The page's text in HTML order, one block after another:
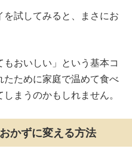
試してみると、まさにお
おいしい」という基本コ
たために家庭で温めて食べ
まうのかもしれません。
かずに変える方法